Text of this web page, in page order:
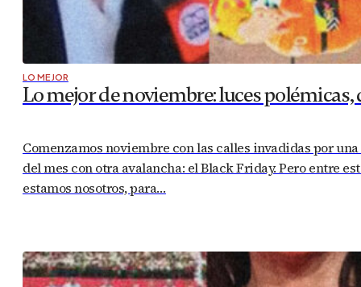
LO MEJOR
Lo mejor de noviembre: luces
Comenzamos noviembre con las calles invadidas por una
del mes con otra avalancha: el Black Friday. Pero entre
estamos nosotros, para…